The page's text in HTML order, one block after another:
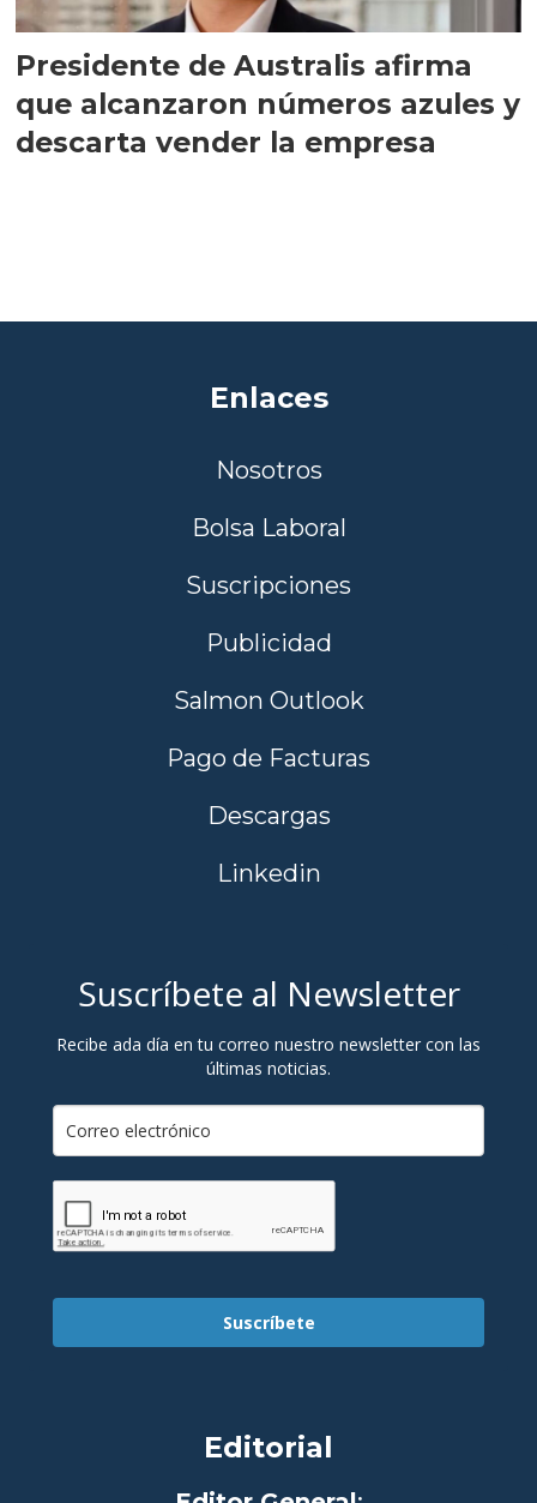
Presidente de Australis afirma
que alcanzaron números azules y
descarta vender la empresa
Enlaces
Nosotros
Bolsa Laboral
Suscripciones
Publicidad
Salmon Outlook
Pago de Facturas
Descargas
Linkedin
Suscríbete al Newsletter
Recibe ada día en tu correo nuestro newsletter con las
últimas noticias.
Suscríbete
Editorial